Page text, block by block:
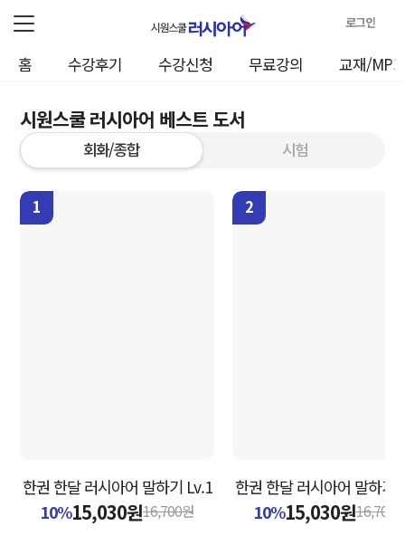
로그인
홈 수강후기 수강신청 무료강의 교재/MP3
시원스쿨 러시아어 베스트 도서
회화/종합 시험
1
한권 한달 러시아어 말하기 Lv.1
10%15,030원16,700원
2
한권 한달 러시아어 말하기
10%15,030원16,700